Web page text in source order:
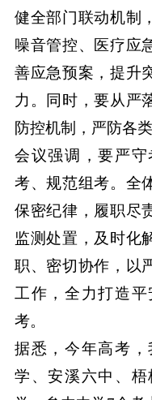
健全部门联动机制
噪音管控、医疗应
善应急预案，提升
力。同时，要从严
防控机制，严防各
会议强调，要严
考、规范组考。全
保密纪律，履职尽
监测处置，及时化
职、密切协作，以
工作，全力打造
考。
据悉，今年高考
学、安溪六中、